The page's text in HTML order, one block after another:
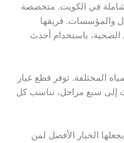
في الكويت. متخصصة
والمؤسسات. فريقها
الصحية، باستخدام أحدث
المختلفة. توفر قطع غيار
إلى سبع مراحل، تناسب كل
الخيار الأفضل لمن